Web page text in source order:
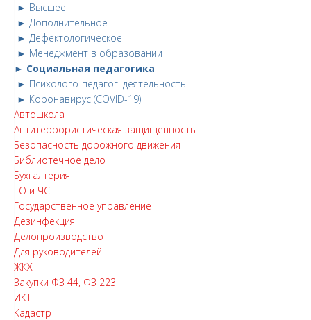
► Высшее
► Дополнительное
► Дефектологическое
► Менеджмент в образовании
► Социальная педагогика
► Психолого-педагог. деятельность
► Коронавирус (COVID-19)
Автошкола
Антитеррористическая защищённость
Безопасность дорожного движения
Библиотечное дело
Бухгалтерия
ГО и ЧС
Государственное управление
Дезинфекция
Делопроизводство
Для руководителей
ЖКХ
Закупки ФЗ 44, ФЗ 223
ИКТ
Кадастр